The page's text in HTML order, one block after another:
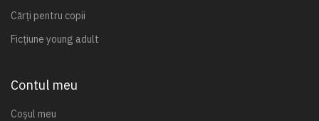
Cărți pentru copii
Ficțiune young adult
Contul meu
Coșul meu